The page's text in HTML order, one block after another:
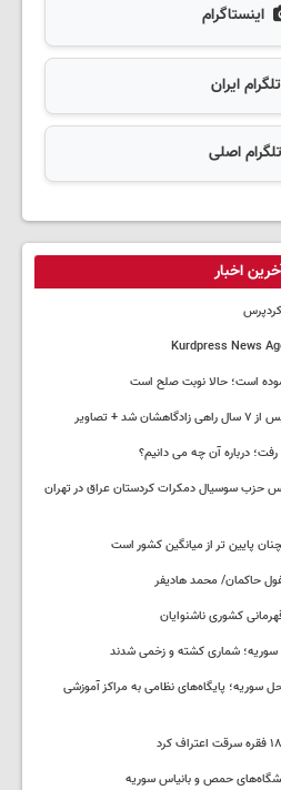
اینستاگرام
تلگرام ایران
تلگرام اصلی
اخبار
Kurdpress News
است؛ حالا نوبت صلح است
+ تصاویر
درباره آن چه می دانیم؟
حزب سوسیال دمکرات کردستان عراق در تهران
پایین تر از میانگین کشور است
حاکمان/ محمد هادیفر
کشوری ناشنوایان
شماری کشته و زخمی شدند
سوریه؛ پایگاه‌های نظامی به مراکز آموزشی